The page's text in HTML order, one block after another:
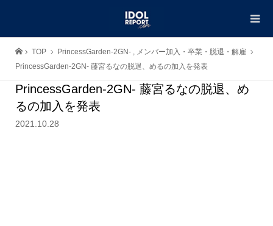
TOP PrincessGarden-2GN- , メンバー加入・卒業・脱退・解雇
PrincessGarden-2GN- 藤宮るなの脱退、めるの加入を発表
PrincessGarden-2GN- 藤宮るなの脱退、め
るの加入を発表
2021.10.28